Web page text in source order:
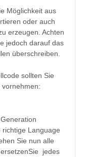
Möglichkeit aus
oder auch
erzeugen. Achten
jedoch darauf das
überschreiben.
sollten Sie
vornehmen:
richtige Language
Sie nun alle
jedes